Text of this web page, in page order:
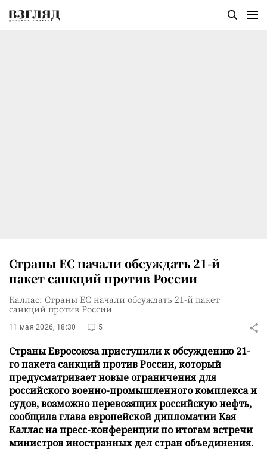
Страны ЕС начали обсуждать 21-й
пакет санкций против России
Каллас: Страны ЕС начали обсуждать 21-й пакет
санкций против России
11 мая 2026, 18:30 5
Страны Евросоюза приступили к обсуждению 21-
го пакета санкций против России, который
предусматривает новые ограничения для
российского военно-промышленного комплекса и
судов, возможно перевозящих российскую нефть,
сообщила глава европейской дипломатии Кая
Каллас на пресс-конференции по итогам встречи
министров иностранных дел стран объединения.